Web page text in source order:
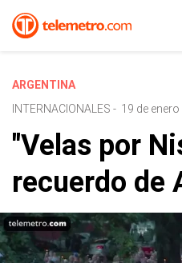
ARGENTINA
INTERNACIONALES - 19 de
"Velas por
recuerdo de